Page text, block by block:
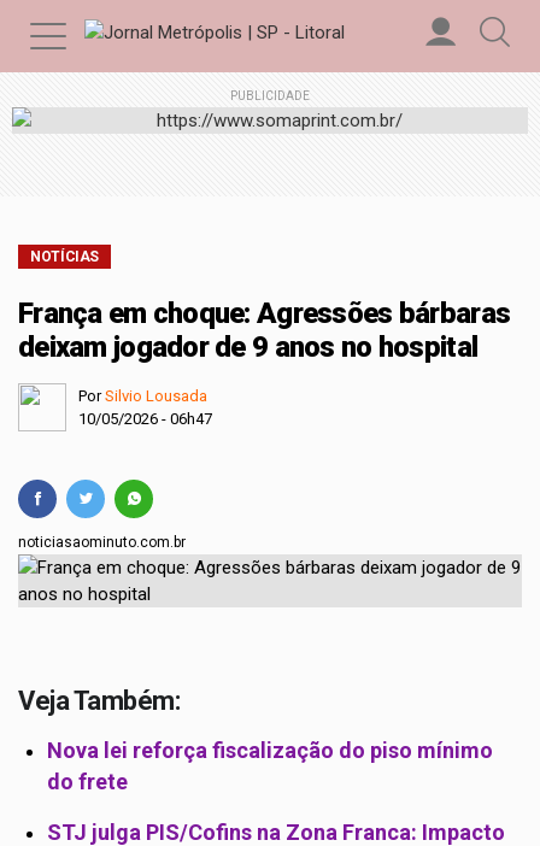
PUBLICIDADE
NOTÍCIAS
França em choque: Agressões bárbaras
deixam jogador de 9 anos no hospital
PorSilvio Lousada
10/05/2026 - 06h47
noticiasaominuto.com.br
Veja Também:
Nova lei reforça fiscalização do piso mínimo
do frete
STJ julga PIS/Cofins na Zona Franca: Impacto